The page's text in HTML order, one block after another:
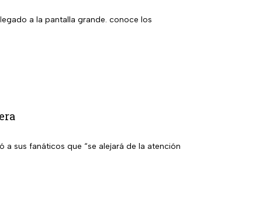
a la pantalla grande. conoce los
a sus fanáticos que “se alejará de la atención